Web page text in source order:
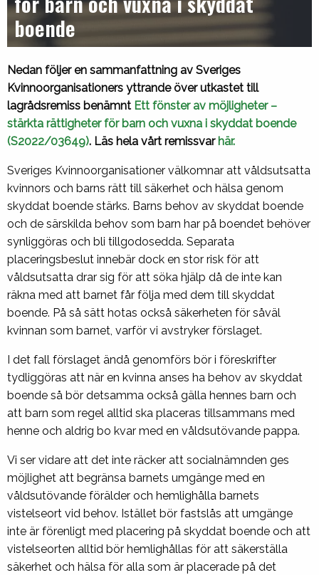
boende
Nedan följer en sammanfattning av Sveriges
Kvinnoorganisationers yttrande över utkastet till
lagrådsremiss benämnt Ett fönster av möjligheter –
stärkta rättigheter för barn och vuxna i skyddat boende
(S2022/03649). Läs hela vårt remissvar här.
Sveriges Kvinnoorganisationer välkomnar att våldsutsatta
kvinnors och barns rätt till säkerhet och hälsa genom
skyddat boende stärks. Barns behov av skyddat boende
och de särskilda behov som barn har på boendet behöver
synliggöras och bli tillgodosedda. Separata
placeringsbeslut innebär dock en stor risk för att
våldsutsatta drar sig för att söka hjälp då de inte kan
räkna med att barnet får följa med dem till skyddat
boende. På så sätt hotas också säkerheten för såväl
kvinnan som barnet, varför vi avstryker förslaget.
I det fall förslaget ändå genomförs bör i föreskrifter
tydliggöras att när en kvinna anses ha behov av skyddat
boende så bör detsamma också gälla hennes barn och
att barn som regel alltid ska placeras tillsammans med
henne och aldrig bo kvar med en våldsutövande pappa.
Vi ser vidare att det inte räcker att socialnämnden ges
möjlighet att begränsa barnets umgänge med en
våldsutövande förälder och hemlighålla barnets
vistelseort vid behov. Istället bör fastslås att umgänge
inte är förenligt med placering på skyddat boende och att
vistelseorten alltid bör hemlighållas för att säkerställa
säkerhet och hälsa för alla som är placerade på det